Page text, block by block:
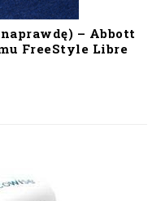
– Abbott
FreeStyle Libre